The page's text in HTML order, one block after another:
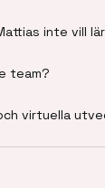
inte vill
team?
virtuella